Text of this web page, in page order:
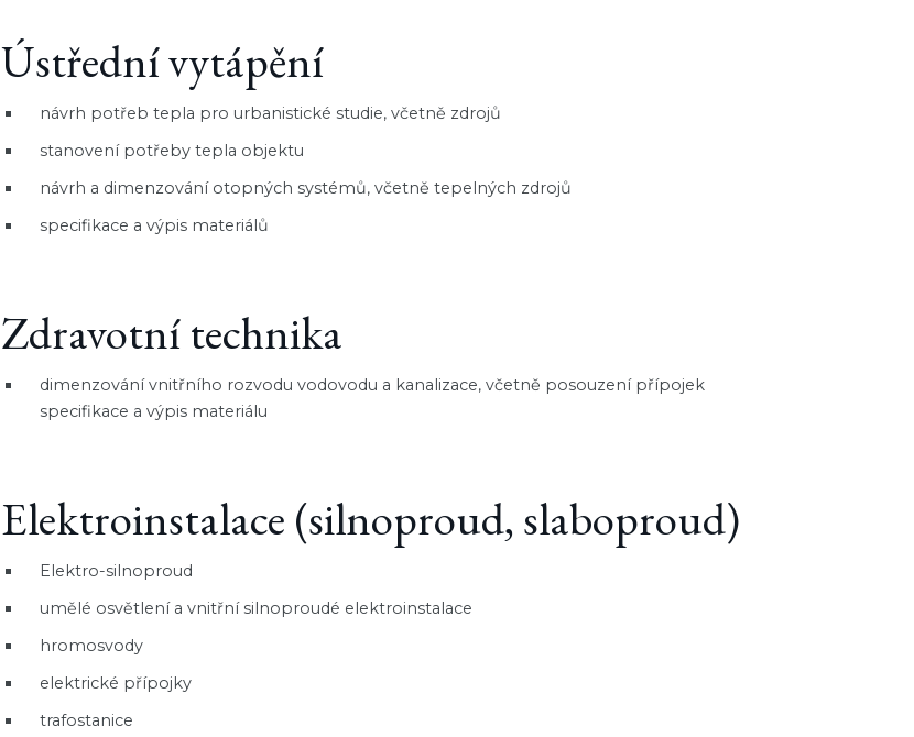
Ústřední vytápění
návrh potřeb tepla pro urbanistické studie, včetně zdrojů
stanovení potřeby tepla objektu
návrh a dimenzování otopných systémů, včetně tepelných zdrojů
specifikace a výpis materiálů
Zdravotní technika
dimenzování vnitřního rozvodu vodovodu a kanalizace, včetně posouzení přípojek
specifikace a výpis materiálu
Elektroinstalace (silnoproud, slaboproud)
Elektro-silnoproud
umělé osvětlení a vnitřní silnoproudé elektroinstalace
hromosvody
elektrické přípojky
trafostanice